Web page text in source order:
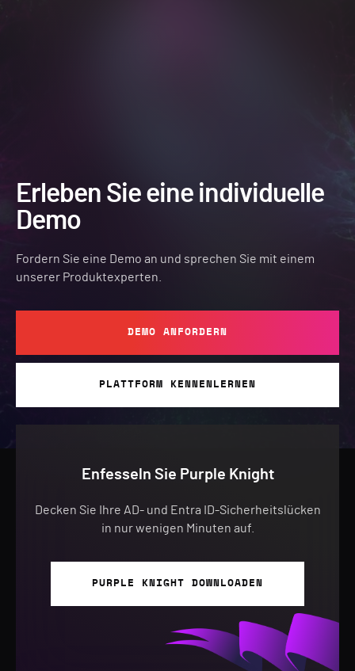
Erleben Sie eine individuelle
Demo
Fordern Sie eine Demo an und sprechen Sie mit einem
unserer Produktexperten.
DEMO ANFORDERN
PLATTFORM KENNENLERNEN
Enfesseln Sie Purple Knight
Decken Sie Ihre AD- und Entra ID-Sicherheitslücken
in nur wenigen Minuten auf.
PURPLE KNIGHT DOWNLOADEN